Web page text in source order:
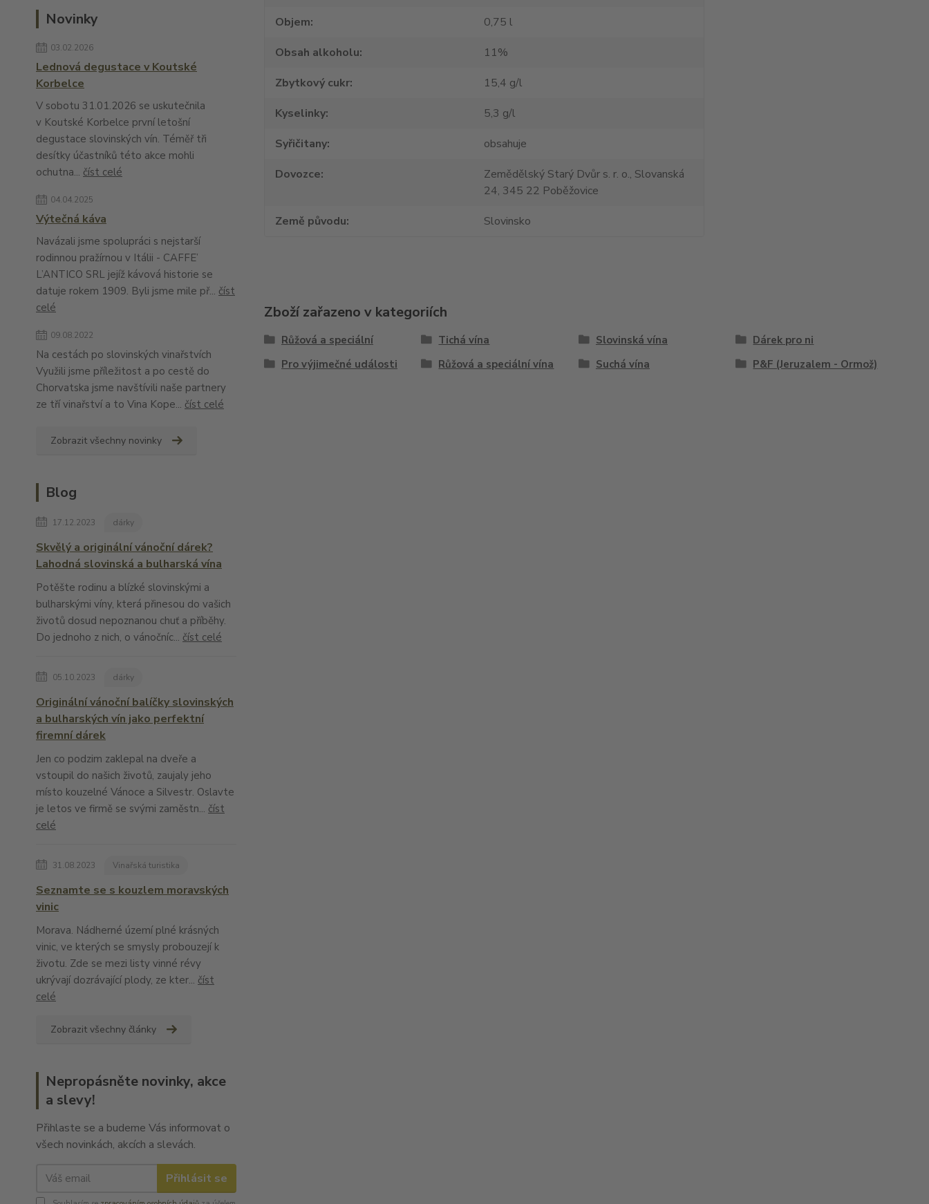
Novinky
03.02.2026
Lednová degustace v Koutské
Korbelce
V sobotu 31.01.2026 se uskutečnila
v Koutské Korbelce první letošní
degustace slovinských vín. Téměř tři
desítky účastníků této akce mohli
ochutna... číst celé
04.04.2025
Výtečná káva
Navázali jsme spolupráci s nejstarší
rodinnou pražírnou v Itálii - CAFFE’
L’ANTICO SRL jejíž kávová historie se
datuje rokem 1909. Byli jsme mile př... číst
celé
09.08.2022
Na cestách po slovinských vinařstvích
Využili jsme příležitost a po cestě do
Chorvatska jsme navštívili naše partnery
ze tří vinařství a to Vina Kope... číst celé
Zobrazit všechny novinky
Blog
17.12.2023 dárky
Skvělý a originální vánoční dárek?
Lahodná slovinská a bulharská vína
Potěšte rodinu a blízké slovinskými a
bulharskými víny, která přinesou do vašich
životů dosud nepoznanou chuť a příběhy.
Do jednoho z nich, o vánočníc... číst celé
05.10.2023 dárky
Originální vánoční balíčky slovinských
a bulharských vín jako perfektní
firemní dárek
Jen co podzim zaklepal na dveře a
vstoupil do našich životů, zaujaly jeho
místo kouzelné Vánoce a Silvestr. Oslavte
je letos ve firmě se svými zaměstn... číst
celé
31.08.2023 Vinařská turistika
Seznamte se s kouzlem moravských
vinic
Morava. Nádherné území plné krásných
vinic, ve kterých se smysly probouzejí k
životu. Zde se mezi listy vinné révy
ukrývají dozrávající plody, ze kter... číst
celé
Zobrazit všechny články
Nepropásněte novinky, akce
a slevy!
Přihlaste se a budeme Vás informovat o
všech novinkách, akcích a slevách.
Přihlásit se
Objem
0,75 l
Obsah alkoholu
11%
Zbytkový cukr
15,4 g/l
Kyselinky
5,3 g/l
Syřičitany
obsahuje
Dovozce
Zemědělský Starý Dvůr s. r. o., Slovanská
24, 345 22 Poběžovice
Země původu
Slovinsko
Zboží zařazeno v kategoriích
Růžová a speciální Tichá vína Slovinská vína
Dárek pro ni
Pro výjimečné události
Růžová a speciální vína Suchá vína P&F (Jeruzalem - Ormož)